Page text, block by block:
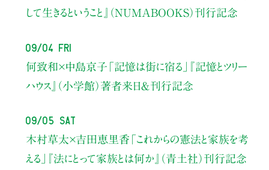
して生きるということ』（NUMABOOKS）刊行記念
09/04 Fri
何致和×中島京子 「記憶は街に宿る」
『記憶とツリー
ハウス』（小学館）著者来日＆刊行記念
09/05 Sat
木村草太×吉田恵里香 「これからの憲法と家族を考
える」
『法にとって家族とは何か』（青土社）刊行記念